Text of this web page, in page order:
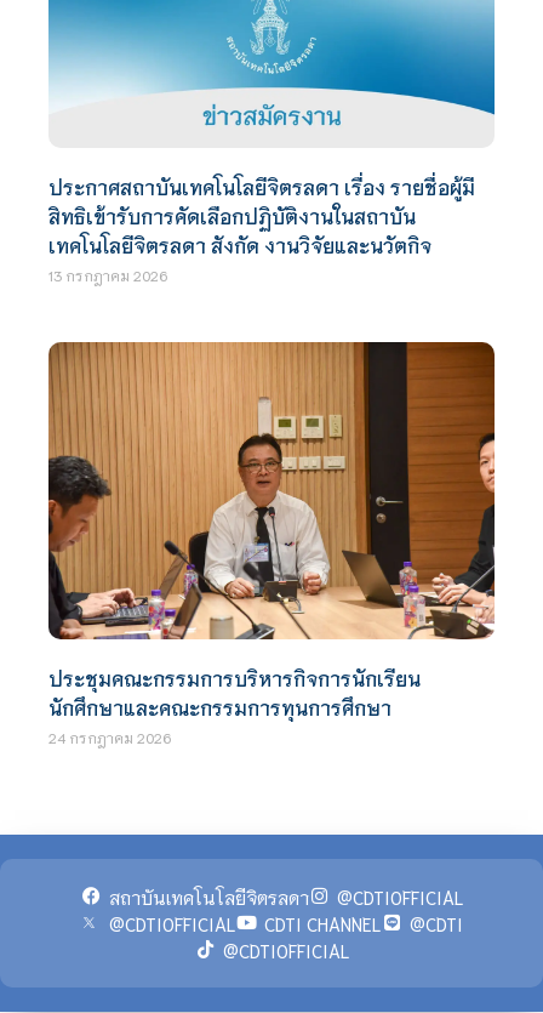
ประกาศสถาบันเทคโนโลยีจิตรลดา เรื่อง รายชื่อผู้มี
สิทธิเข้ารับการคัดเลือกปฏิบัติงานในสถาบัน
เทคโนโลยีจิตรลดา สังกัด งานวิจัยและนวัตกิจ
13 กรกฎาคม 2026
ประชุมคณะกรรมการบริหารกิจการนักเรียน
นักศึกษาและคณะกรรมการทุนการศึกษา
24 กรกฎาคม 2026
สถาบันเทคโนโลยีจิตรลดา
@CDTIOFFICIAL
@CDTIOFFICIAL
CDTI CHANNEL
@CDTI
@CDTIOFFICIAL